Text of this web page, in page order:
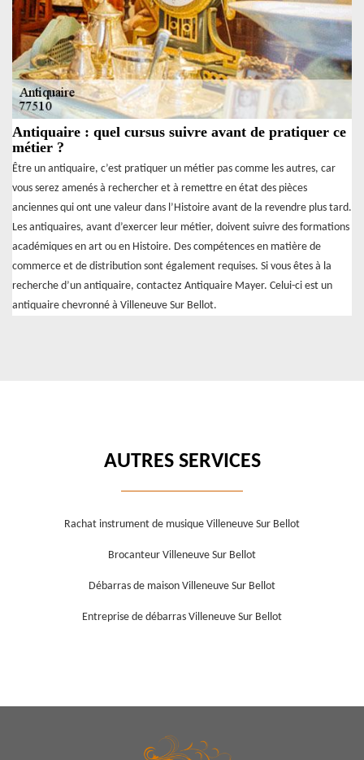
Antiquaire : quel cursus suivre avant de pratiquer ce
métier ?
Être un antiquaire, c’est pratiquer un métier pas comme les autres, car
vous serez amenés à rechercher et à remettre en état des pièces
anciennes qui ont une valeur dans l’Histoire avant de la revendre plus tard.
Les antiquaires, avant d’exercer leur métier, doivent suivre des formations
académiques en art ou en Histoire. Des compétences en matière de
commerce et de distribution sont également requises. Si vous êtes à la
recherche d’un antiquaire, contactez Antiquaire Mayer. Celui-ci est un
antiquaire chevronné à Villeneuve Sur Bellot.
AUTRES SERVICES
Rachat instrument de musique Villeneuve Sur Bellot
Brocanteur Villeneuve Sur Bellot
Débarras de maison Villeneuve Sur Bellot
Entreprise de débarras Villeneuve Sur Bellot